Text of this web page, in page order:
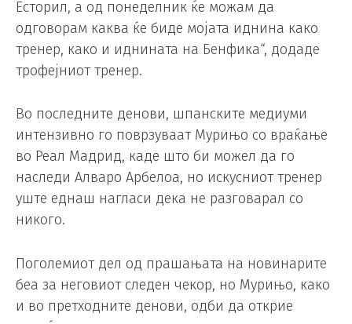
Есторил, а од понеделник ќе можам да
одговорам каква ќе биде мојата иднина како
тренер, како и иднината на Бенфика“, додаде
трофејниот тренер.
Во последните денови, шпанските медиуми
интензивно го поврзуваат Мурињо со враќање
во Реал Мадрид, каде што би можел да го
наследи Алваро Арбелоа, но искусниот тренер
уште еднаш нагласи дека не разговарал со
никого.
Поголемиот дел од прашањата на новинарите
беа за неговиот следен чекор, но Мурињо, како
и во претходните денови, одби да открие